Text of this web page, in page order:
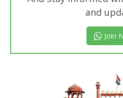
and
Join